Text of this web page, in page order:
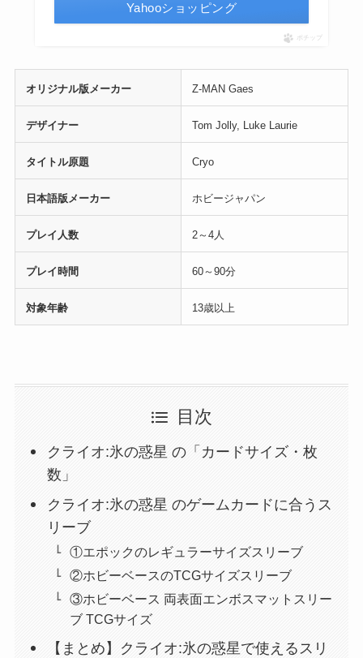
Yahooショッピング
ポチップ
オリジナル版メーカー Z-MAN Gaes
デザイナー Tom Jolly, Luke Laurie
タイトル原題 Cryo
日本語版メーカー ホビージャパン
プレイ人数 2～4人
プレイ時間 60～90分
対象年齢 13歳以上
目次
クライオ:氷の惑星 の「カードサイズ・枚
数」
クライオ:氷の惑星 のゲームカードに合うス
リーブ
①エポックのレギュラーサイズスリーブ
②ホビーベースのTCGサイズスリーブ
③ホビーベース 両表面エンボスマットスリー
ブ TCGサイズ
【まとめ】クライオ:氷の惑星で使えるスリ